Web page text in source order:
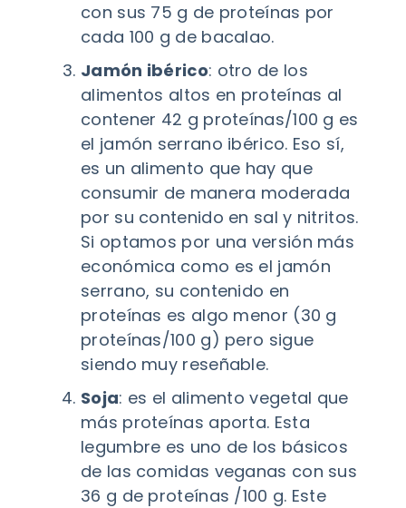
con sus 75 g de proteínas por
cada 100 g de bacalao.
Jamón ibérico: otro de los
alimentos altos en proteínas al
contener 42 g proteínas/100 g es
el jamón serrano ibérico. Eso sí,
es un alimento que hay que
consumir de manera moderada
por su contenido en sal y nitritos.
Si optamos por una versión más
económica como es el jamón
serrano, su contenido en
proteínas es algo menor (30 g
proteínas/100 g) pero sigue
siendo muy reseñable.
Soja: es el alimento vegetal que
más proteínas aporta. Esta
legumbre es uno de los básicos
de las comidas veganas con sus
36 g de proteínas /100 g. Este